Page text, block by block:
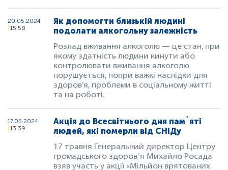
20.05.2024
15:58
Як допомогти близькій людині
подолати алкогольну залежність
Розлад вживання алкоголю — це стан, при
якому здатність людини кинути або
контролювати вживання алкоголю
порушується, попри важкі наслідки для
здоров’я, проблеми в соціальному житті
та на роботі.
17.05.2024
13:39
Акція до Всесвітнього дня пам`яті
людей, які померли від СНІДу
17 травня Генеральний директор Центру
громадського здоровʼя Михайло Росада
взяв участь у акції «Мільйон врятованих